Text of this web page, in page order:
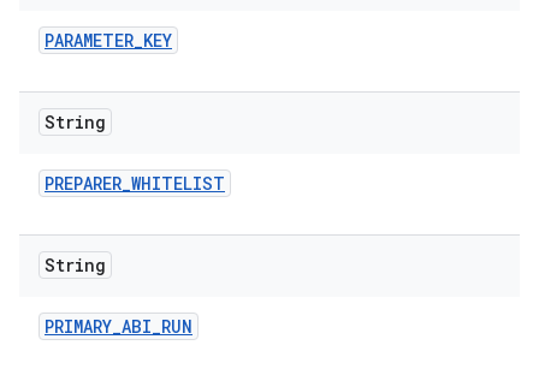
PARAMETER_KEY
String
PREPARER_WHITELIST
String
PRIMARY_ABI_RUN